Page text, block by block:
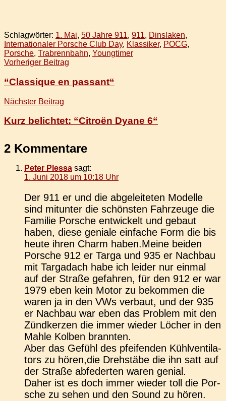
Schlagwörter: 1. Mai, 50 Jahre 911, 911, Dinslaken,
Internationaler Porsche Club Day, Klassiker, POCG,
Porsche, Trabrennbahn, Youngtimer
Beitragsnavigation
Vorheriger Beitrag
“Classique en passant“
Nächster Beitrag
Kurz belichtet: “Citroën Dyane 6“
2 Kommentare
Peter Plessa sagt:
1. Juni 2018 um 10:18 Uhr
Der 911 er und die abge­lei­te­ten Model­le
sind mit­un­ter die schöns­ten Fahr­zeu­ge die
Fami­lie Por­sche ent­wi­ckelt und gebaut
haben, diese genia­le ein­fa­che Form die bis
heute ihren Charm haben.Meine beiden
Por­sche 912 er Targa und 935 er Nach­bau
mit Targ­adach habe ich leider nur einmal
auf der Straße gefah­ren, für den 912 er war
1979 eben kein Motor zu bekom­men die
waren ja in den VWs ver­baut, und der 935
er Nach­bau war eben das Pro­blem mit den
Zünd­ker­zen die immer wieder Löcher in den
Mahle Kolben brannten.
Aber das Gefühl des pfei­fen­den Kühl­ven­ti­la­
tors zu hören,die Dreh­stä­be die ihn satt auf
der Straße abfe­der­ten waren genial.
Daher ist es doch immer wieder toll die Por­
sche zu sehen und den Sound zu hören.